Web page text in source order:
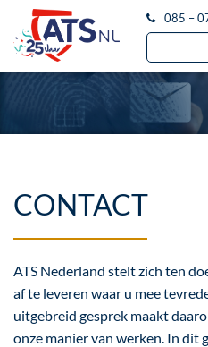
085 –
CONTACT
ATS Nederland stelt zich ten
af te leveren waar u mee
uitgebreid gesprek maakt
onze manier van werken. In dit